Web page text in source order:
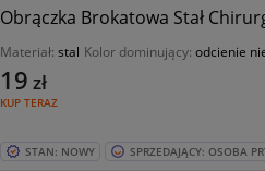
Obrączka Brokatowa Stał
Materiał: stal Kolor dominujący: odcienie
KUP TERAZ
19 zł
STAN: NOWY SPRZEDAJĄCY: OSOBA